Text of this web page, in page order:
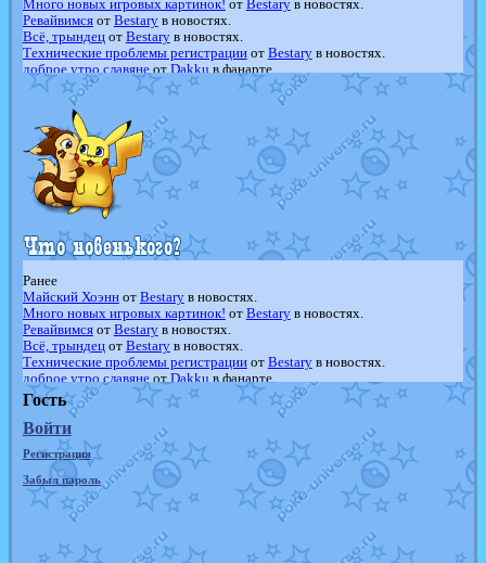
Много новых игровых картинок! от Bestaryв новостях.
Ревайвимсяот Bestaryв новостях.
Всё, трындецот Bestaryв новостях.
Технические проблемы регистрацииот Bestaryв новостях.
доброе утро славянеот Dakku в фанарте.
Йолда и Мимикью отMavisNyanCatв фанарте.
Недовольный котомангуст
в фанарте.
The Dark Wishmaker
отRandomon
шадоу спиритомботilovearceus
в фанарте.
траббишотilovearceusв фанарте.
Raging BoltотGraceDaFox
в фанарте.
Shadow mismagiusотJOK_julia
в фанарте.
художникотvicavicaв фанарте.
Ранее
Майский Хоэннот Bestaryв новостях.
Много новых игровых картинок! от Bestaryв новостях.
Ревайвимсяот Bestaryв новостях.
Всё, трындецот Bestaryв новостях.
Технические проблемы регистрацииот Bestaryв новостях.
доброе утро славянеот Dakku в фанарте.
Йолда и МимикьюотMavisNyanCatв фанарте.
Недовольный котомангуст
в фанарте.
The Dark Wishmaker
отRandomon
шадоу спиритомб
отilovearceus
в фанарте.
траббишотilovearceusв фанарте.
Raging BoltотGraceDaFox
Shadow mismagiusотJOK_julia
в фанарте.
художникот vicavicaв фанарте.
Гость
Войти
Регистрация
Забыл пароль